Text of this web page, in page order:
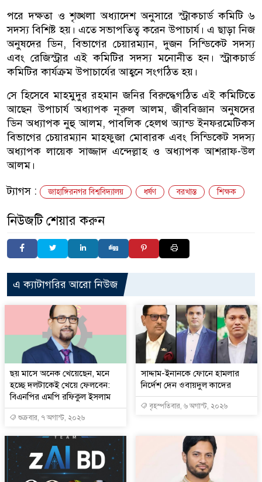
পরে দক্ষতা ও শৃঙ্খলা অধ্যাদেশ অনুসারে স্ট্রাকচার্ড কমিটি ৬
সদস্য বিশিষ্ট হয়। এতে সভাপতিত্ব করেন উপাচার্য। এ ছাড়া নিজ
অনুষদের ডিন, বিভাগের চেয়ারম্যান, দুজন সিন্ডিকেট সদস্য
এবং রেজিস্ট্রার এই কমিটির সদস্য মনোনীত হন। স্ট্রাকচার্ড
কমিটির কার্যক্রম উপাচার্যের আহ্বনে সংগঠিত হয়।
সে হিসেবে মাহমুদুর রহমান জনির বিরুদ্ধেগঠিত এই কমিটিতে
আছেন উপাচার্য অধ্যাপক নূরুল আলম, জীববিজ্ঞান অনুষদের
ডিন অধ্যাপক নুহু আলম, পাবলিক হেলথ অ্যান্ড ইনফরমেটিকস
বিভাগের চেয়ারম্যান মাহফুজা মোবারক এবং সিন্ডিকেট সদস্য
অধ্যাপক লায়েক সাজ্জাদ এন্দেল্লাহ ও অধ্যাপক আশরাফ-উল
আলম।
ট্যাগস :
জাহাঙ্গিরনগর বিশ্ববিদ্যালয় ধর্ষণ বরখাস্ত শিক্ষক
নিউজটি শেয়ার করুন
এ ক্যাটাগরির আরো নিউজ
ছয় মাসে অনেক খেয়েছেন, মনে
হচ্ছে দলটাকেই খেয়ে ফেলবেন:
বিএনপির এমপি রফিকুল ইসলাম
শুক্রবার, ৭ অগাস্ট, ২০২৬
সাদ্দাম-ইনানকে ফোনে হামলার
নির্দেশ দেন ওবায়দুল কাদের
বৃহস্পতিবার, ৬ অগাস্ট, ২০২৬